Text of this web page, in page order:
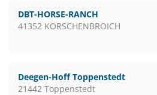
DBT-HORSE-RANCH
41352 KORSCHENBROICH
Deegen-Hoff Toppenstedt
21442 Toppenstedt